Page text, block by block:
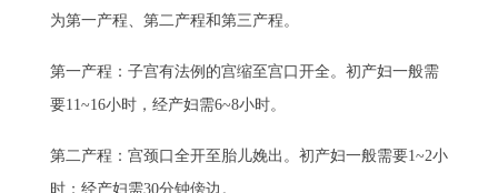
为第一产程、第二产程和第三产程。
第一产程：子宫有法例的宫缩至宫口开全。初产妇一般需
要11~16小时，经产妇需6~8小时。
第二产程：宫颈口全开至胎儿娩出。初产妇一般需要1~2小
时；经产妇需30分钟傍边。